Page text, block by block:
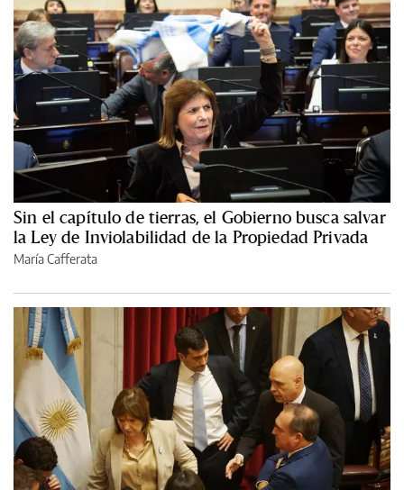
Sin el capítulo de tierras, el Gobierno busca salvar
la Ley de Inviolabilidad de la Propiedad Privada
María Cafferata